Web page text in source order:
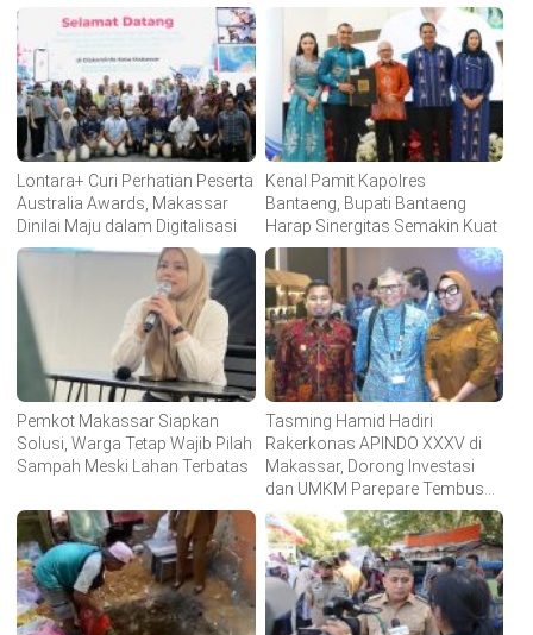
Lontara+ Curi Perhatian Peserta
Australia Awards, Makassar
Dinilai Maju dalam Digitalisasi
Kenal Pamit Kapolres
Bantaeng, Bupati Bantaeng
Harap Sinergitas Semakin Kuat
Pemkot Makassar Siapkan
Solusi, Warga Tetap Wajib Pilah
Sampah Meski Lahan Terbatas
Tasming Hamid Hadiri
Rakerkonas APINDO XXXV di
Makassar, Dorong Investasi
dan UMKM Parepare Tembus
Pasar Global